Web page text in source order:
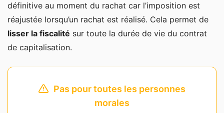
définitive au moment du rachat car l’imposition est
réajustée lorsqu’un rachat est réalisé. Cela permet de
lisser la fiscalité sur toute la durée de vie du contrat
de capitalisation.
Pas pour toutes les personnes
morales